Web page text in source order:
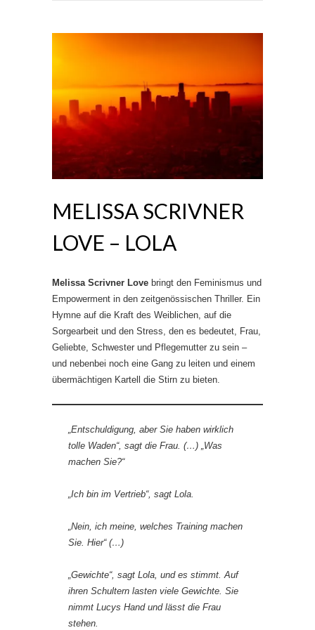
MELISSA SCRIVNER
LOVE – LOLA
Melissa Scrivner Love bringt den Feminismus und
Empowerment in den zeitgenössischen Thriller. Ein
Hymne auf die Kraft des Weiblichen, auf die
Sorgearbeit und den Stress, den es bedeutet, Frau,
Geliebte, Schwester und Pflegemutter zu sein –
und nebenbei noch eine Gang zu leiten und einem
übermächtigen Kartell die Stirn zu bieten.
„Entschuldigung, aber Sie haben wirklich
tolle Waden“, sagt die Frau. (…) „Was
machen Sie?“
„Ich bin im Vertrieb“, sagt Lola.
„Nein, ich meine, welches Training machen
Sie. Hier“ (…)
„Gewichte“, sagt Lola, und es stimmt. Auf
ihren Schultern lasten viele Gewichte. Sie
nimmt Lucys Hand und lässt die Frau
stehen.